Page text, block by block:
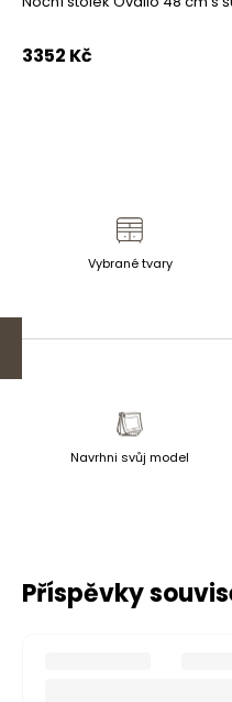
3352 Kč
Vybrané tvary
Navrhni svůj model
Příspěvky